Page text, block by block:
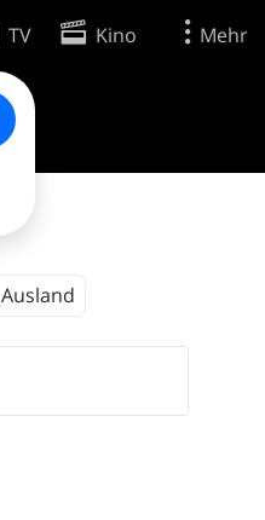
TV Kino Mehr
Ausland
Apps